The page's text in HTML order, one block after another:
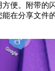
便。附带的
在分享文件